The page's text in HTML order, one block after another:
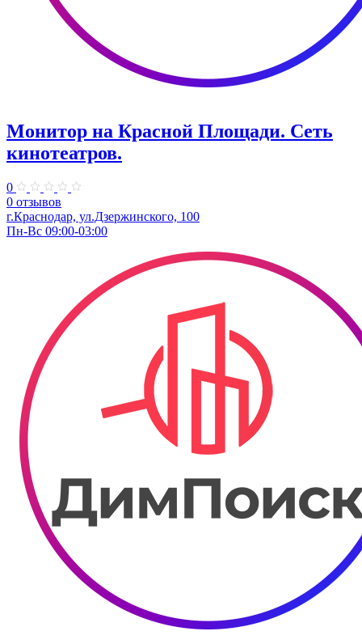
Монитор на Красной Площади. Сеть
кинотеатров.
0
0 отзывов
г.Краснодар, ул.Дзержинского, 100
Пн-Вс 09:00-03:00